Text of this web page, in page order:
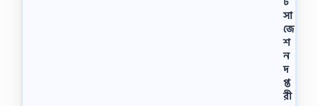
সা
জে
শ
ন
দ
প্ত
রী